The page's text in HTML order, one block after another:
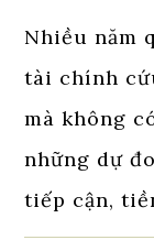
Nhiều năm
tài chính
mà không
những dự
tiếp cận,